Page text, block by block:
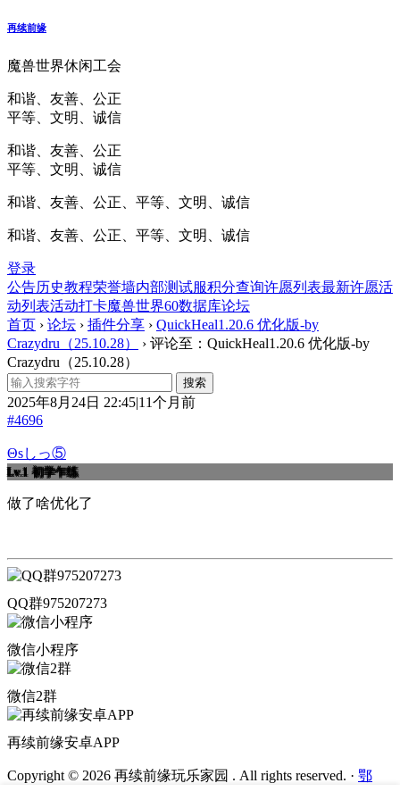
再续前缘
魔兽世界休闲工会
和谐、友善、公正
平等、文明、诚信
和谐、友善、公正
平等、文明、诚信
和谐、友善、公正、平等、文明、诚信
和谐、友善、公正、平等、文明、诚信
登录
公告历史教程荣誉墙内部测试服积分查询许愿列表最新许愿活
动列表活动打卡魔兽世界60数据库论坛
首页 › 论坛 › 插件分享 › QuickHeal1.20.6 优化版-by
Crazydru（25.10.28）
› 评论至：QuickHeal1.20.6 优化版-by
Crazydru（25.10.28）
2025年8月24日 22:45|11个月前
#4696
Θsしっ⑤
Lv.1 初学乍练
做了啥优化了
QQ群975207273
微信小程序
微信2群
再续前缘安卓APP
Copyright © 2026 再续前缘玩乐家园 . All rights reserved. · 鄂